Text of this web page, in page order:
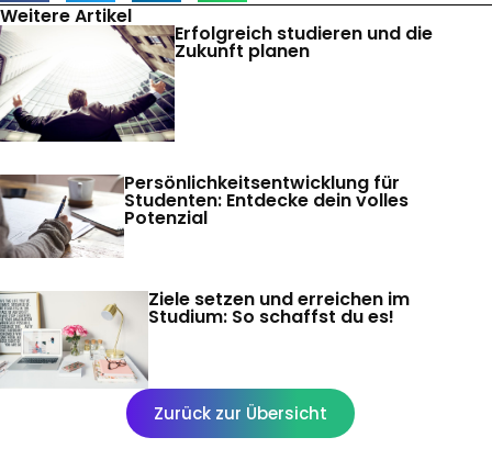
Weitere Artikel
Erfolgreich studieren und die
Zukunft planen
Persönlichkeitsentwicklung für
Studenten: Entdecke dein volles
Potenzial
Ziele setzen und erreichen im
Studium: So schaffst du es!
Zurück zur Übersicht